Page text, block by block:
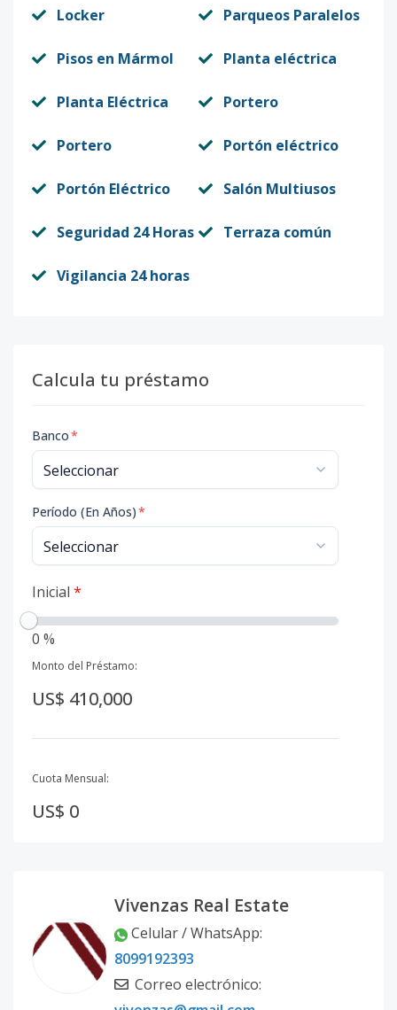
Locker Parqueos Paralelos
Pisos en Mármol Planta eléctrica
Planta Eléctrica Portero
Portero Portón eléctrico
Portón Eléctrico Salón Multiusos
Seguridad 24 Horas Terraza común
Vigilancia 24 horas
Calcula tu préstamo
Banco*
Período (En Años)*
Inicial *
0 %
Monto del Préstamo:
US$ 410,000
Cuota Mensual:
US$ 0
Vivenzas Real Estate
Celular / WhatsApp:
8099192393
Correo electrónico: